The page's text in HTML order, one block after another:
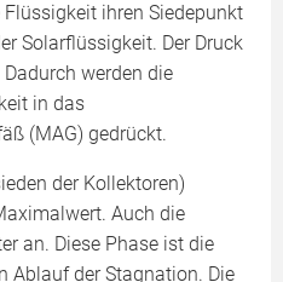
ihren Siedepunkt
Solarflüssigkeit. Der Druck
werden die
in das
(MAG) gedrückt.
der Kollektoren)
Auch die
an. Diese Phase ist die
Ablauf der Stagnation. Die